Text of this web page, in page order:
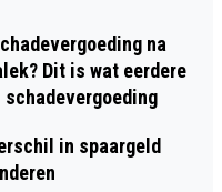
na
Dit is wat eerdere
in spaargeld